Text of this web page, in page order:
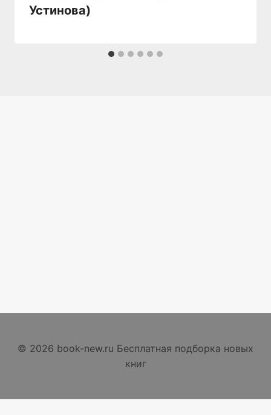
Устинова)
© 2026 book-new.ru Бесплатная подборка новых
книг